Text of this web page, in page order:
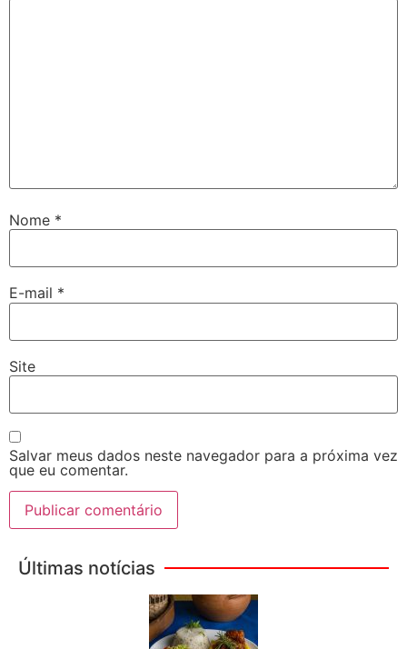
Nome *
E-mail *
Site
Salvar meus dados neste navegador para a próxima vez
que eu comentar.
Últimas notícias